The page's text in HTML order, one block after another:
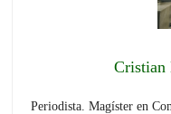
Cristian
Periodista. Magíster en